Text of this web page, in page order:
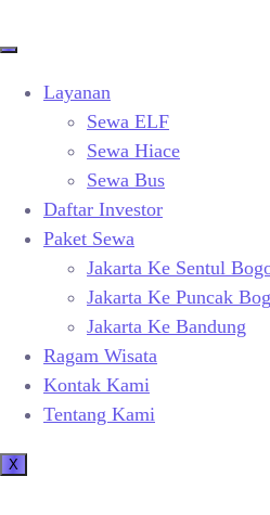
Layanan
Sewa ELF
Sewa Hiace
Sewa Bus
Daftar Investor
Paket Sewa
Jakarta Ke Sentul
Jakarta Ke Puncak
Jakarta Ke Bandung
Ragam Wisata
Kontak Kami
Tentang Kami
X